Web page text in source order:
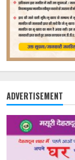
ADVERTISEMENT